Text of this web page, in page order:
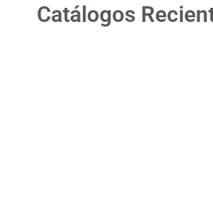
Catálogos